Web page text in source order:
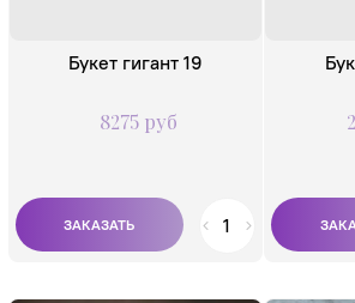
Букет гигант 19
8275 руб